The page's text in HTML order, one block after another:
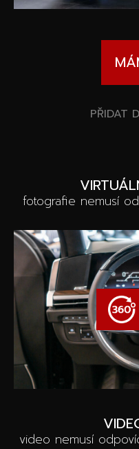
PŘIDAT
fotografie nemusí
video nemusí